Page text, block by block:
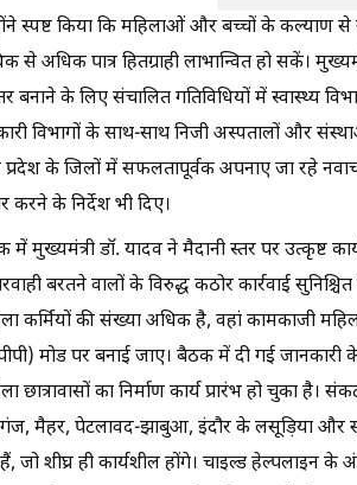
स्पष्ट किया कि महिलाओं और बच्चों के कल्याण से
से अधिक पात्र हितग्राही लाभान्वित हो सकें।
बनाने के लिए संचालित गतिविधियों में स्वास्थ्य
विभागों के साथ-साथ निजी अस्पतालों और
के जिलों में सफलतापूर्वक अपनाए जा रहे
करने के निर्देश भी दिए।
में मुख्यमंत्री डॉ. यादव ने मैदानी स्तर पर उत्कृष्ट
बरतने वालों के विरुद्ध कठोर कार्रवाई
कर्मियों की संख्या अधिक है, वहां कामकाजी
मोड पर बनाई जाए। बैठक में दी गई
छात्रावासों का निर्माण कार्य प्रारंभ हो चुका
मैहर, पेटलावद-झाबुआ, इंदौर के लसूड़िया और
जो शीघ्र ही कार्यशील होंगे। चाइल्ड हेल्पलाइन के